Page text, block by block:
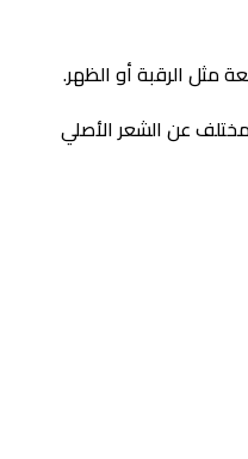
مثل الرقبة أو الظهر.
عن الشعر الأصلي